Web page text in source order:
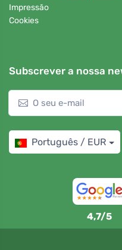
Impressão
Cookies
Subscrever a nossa
Português / EUR
4,7/5